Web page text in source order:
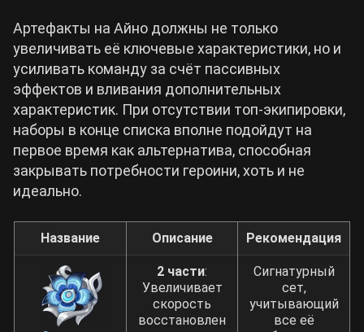
Артефакты на Айно должны не только
увеличивать её ключевые характеристики, но и
усиливать команду за счёт пассивных
эффектов и вливания дополнительных
характеристик. При отсутствии топ-экипировки,
наборы в конце списка вполне подойдут на
первое время как альтернатива, способная
закрывать потребности героини, хоть и не
идеально.
Название Описание Рекомендация
2 части:
Увеличивает
скорость
восстановлен
Сигнатурный
сет,
учитывающий
все её